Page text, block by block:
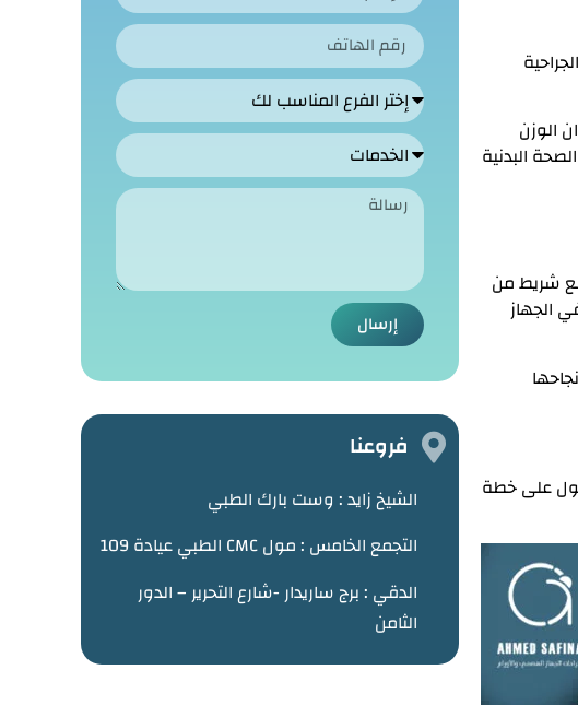
الوزن
البدنية
شريط من
الجهاز
على خطة
إرسال
فروعنا
الشيخ زايد : وست بارك الطبي
التجمع الخامس : مول CMC الطبي عيادة 109
الدقي : برج ساريدار -شارع التحرير – الدور
الثامن